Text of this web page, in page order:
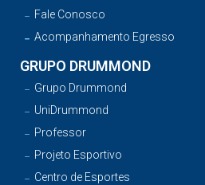
Fale Conosco
Acompanhamento Egresso
GRUPO DRUMMOND
Grupo Drummond
UniDrummond
Professor
Projeto Esportivo
Centro de Esportes